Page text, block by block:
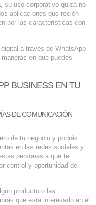
su uso corporativo quizá no
aplicaciones que recién
por las características con
a través de WhatsApp
en que puedes
BUSINESS EN TU
DE COMUNICACIÓN
de tu negocio y podrás
en las redes sociales y
personas a que te
control y oportunidad de
producto o las
que está interesado en él